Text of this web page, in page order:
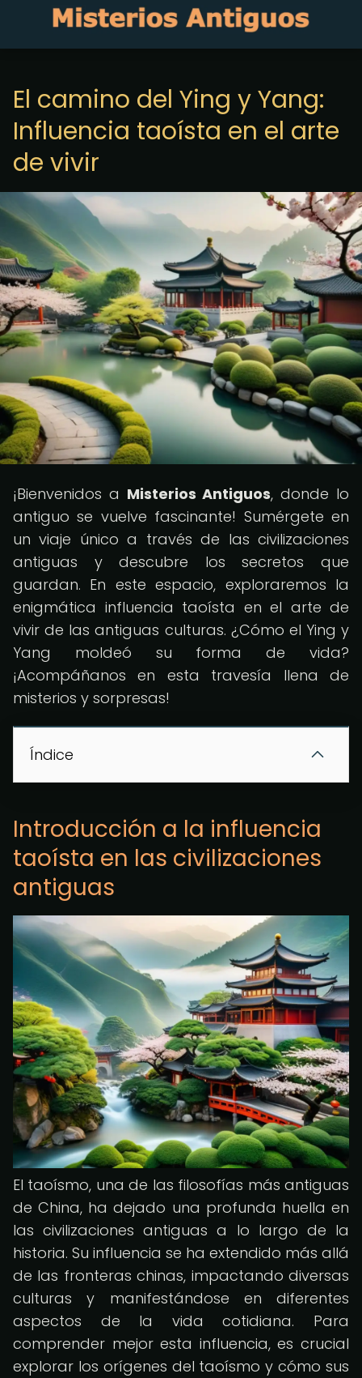
El camino del Ying y Yang:
Influencia taoísta en el arte
de vivir
¡Bienvenidos a Misterios Antiguos, donde lo
antiguo se vuelve fascinante! Sumérgete en
un viaje único a través de las civilizaciones
antiguas y descubre los secretos que
guardan. En este espacio, exploraremos la
enigmática influencia taoísta en el arte de
vivir de las antiguas culturas. ¿Cómo el Ying y
Yang moldeó su forma de vida?
¡Acompáñanos en esta travesía llena de
misterios y sorpresas!
Índice
Introducción a la influencia
taoísta en las civilizaciones
antiguas
El taoísmo, una de las filosofías más antiguas
de China, ha dejado una profunda huella en
las civilizaciones antiguas a lo largo de la
historia. Su influencia se ha extendido más allá
de las fronteras chinas, impactando diversas
culturas y manifestándose en diferentes
aspectos de la vida cotidiana. Para
comprender mejor esta influencia, es crucial
explorar los orígenes del taoísmo y cómo sus